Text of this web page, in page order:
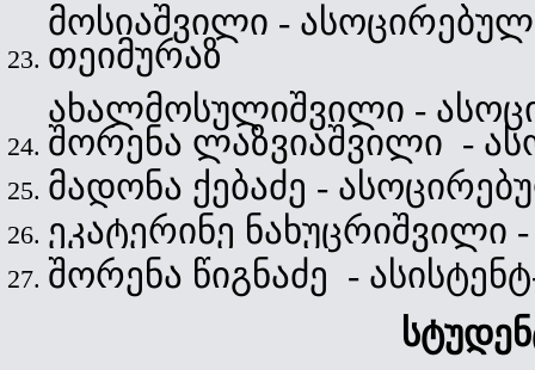
მოსიაშვილი -
თეიმურაზ
ახალმოსულიშვილი -
შორენა ლაზვიაშვილი -
მადონა ქებაძე -
ეკატერინე
შორენა წიგნაძე -